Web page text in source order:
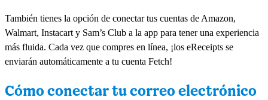
También tienes la opción de conectar tus cuentas de Amazon,
Walmart, Instacart y Sam’s Club a la app para tener una experiencia
más fluida. Cada vez que compres en línea, ¡los eReceipts se
enviarán automáticamente a tu cuenta Fetch!
Cómo conectar tu correo electrónico